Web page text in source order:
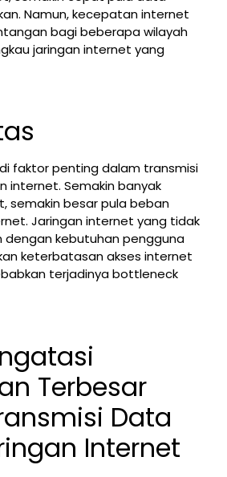
Namun, kecepatan internet
bagi beberapa wilayah
jaringan internet yang
faktor penting dalam transmisi
internet. Semakin banyak
semakin besar pula beban
Jaringan internet yang tidak
dengan kebutuhan pengguna
keterbatasan akses internet
terjadinya bottleneck
Terbesar
Data
Internet